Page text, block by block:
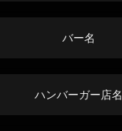
バー名
ハンバーガー店名